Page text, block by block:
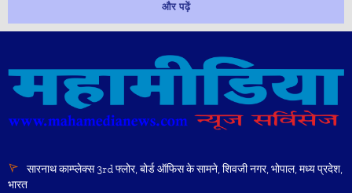
और पढ़ें
सारनाथ काम्प्लेक्स 3rd फ्लोर, बोर्ड ऑफिस के सामने, शिवजी नगर, भोपाल, मध्य प्रदेश,
भारत